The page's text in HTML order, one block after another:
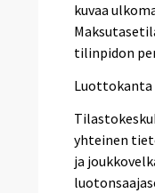
kuvaa
tilinpidon
Luottokanta
yhteinen
ja